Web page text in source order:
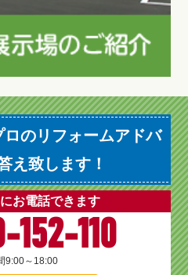
のリフォームアドバ
え致します！
お電話できます
152-110
9:00～18:00